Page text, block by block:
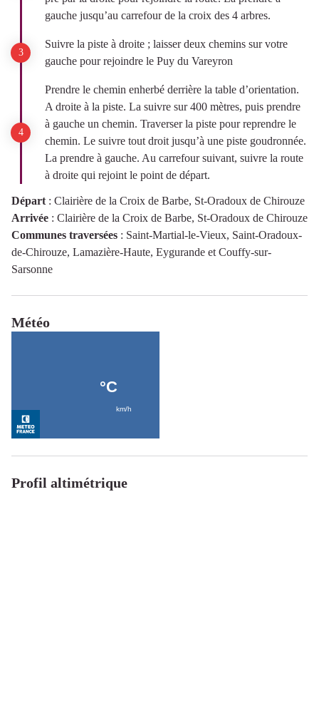
gauche jusqu’au carrefour de la croix des 4 arbres.
Suivre la piste à droite ; laisser deux chemins sur votre
gauche pour rejoindre le Puy du Vareyron
Prendre le chemin enherbé derrière la table d’orientation.
A droite à la piste. La suivre sur 400 mètres, puis prendre
à gauche un chemin. Traverser la piste pour reprendre le
chemin. Le suivre tout droit jusqu’à une piste goudronnée.
La prendre à gauche. Au carrefour suivant, suivre la route
à droite qui rejoint le point de départ.
Départ : Clairière de la Croix de Barbe, St-Oradoux de Chirouze
Arrivée : Clairière de la Croix de Barbe, St-Oradoux de Chirouze
Communes traversées : Saint-Martial-le-Vieux, Saint-Oradoux-
de-Chirouze, Lamazière-Haute, Eygurande et Couffy-sur-
Sarsonne
Météo
Profil altimétrique